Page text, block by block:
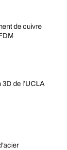
de cuivre
de l’UCLA